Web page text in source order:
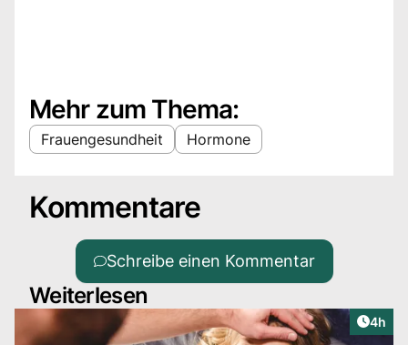
Mehr zum Thema:
Frauengesundheit Hormone
Kommentare
Schreibe einen Kommentar
Weiterlesen
4h